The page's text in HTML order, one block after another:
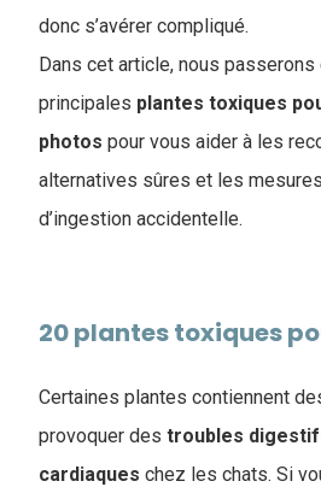
donc s’avérer compliqué.
Dans cet article, nous passerons
principales plantes toxiques
photos pour vous aider à les
alternatives sûres et les
d’ingestion accidentelle.
20 plantes toxiques
Certaines plantes contiennent
provoquer des troubles
cardiaques chez les chats. Si